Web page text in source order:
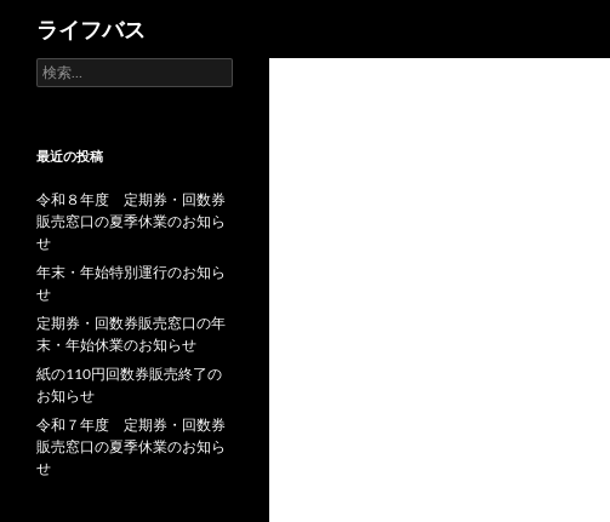
ライフバス
検
索:
最近の投稿
令和８年度 定期券・回数券
販売窓口の夏季休業のお知ら
せ
年末・年始特別運行のお知ら
せ
定期券・回数券販売窓口の年
末・年始休業のお知らせ
紙の110円回数券販売終了の
お知らせ
令和７年度 定期券・回数券
販売窓口の夏季休業のお知ら
せ